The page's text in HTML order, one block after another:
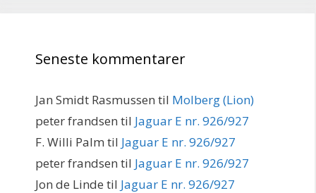
Seneste kommentarer
Jan Smidt Rasmussen til Molberg (Lion)
peter frandsen til Jaguar E nr. 926/927
F. Willi Palm til Jaguar E nr. 926/927
peter frandsen til Jaguar E nr. 926/927
Jon de Linde til Jaguar E nr. 926/927